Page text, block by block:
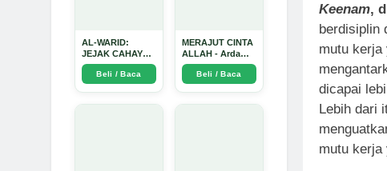
AL-WARID:
JEJAK CAHAYA
DI ANTARA DUA
ZAMAN - Arda
Dinata
Beli / Baca
MERAJUT CINTA
ALLAH - Arda
Dinata
Beli / Baca
Keenam,
berdisiplin
mutu kerja
dicapai
Lebih dari
mutu kerja